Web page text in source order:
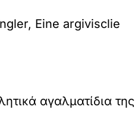
Eine argivisclie
αγαλματίδια της